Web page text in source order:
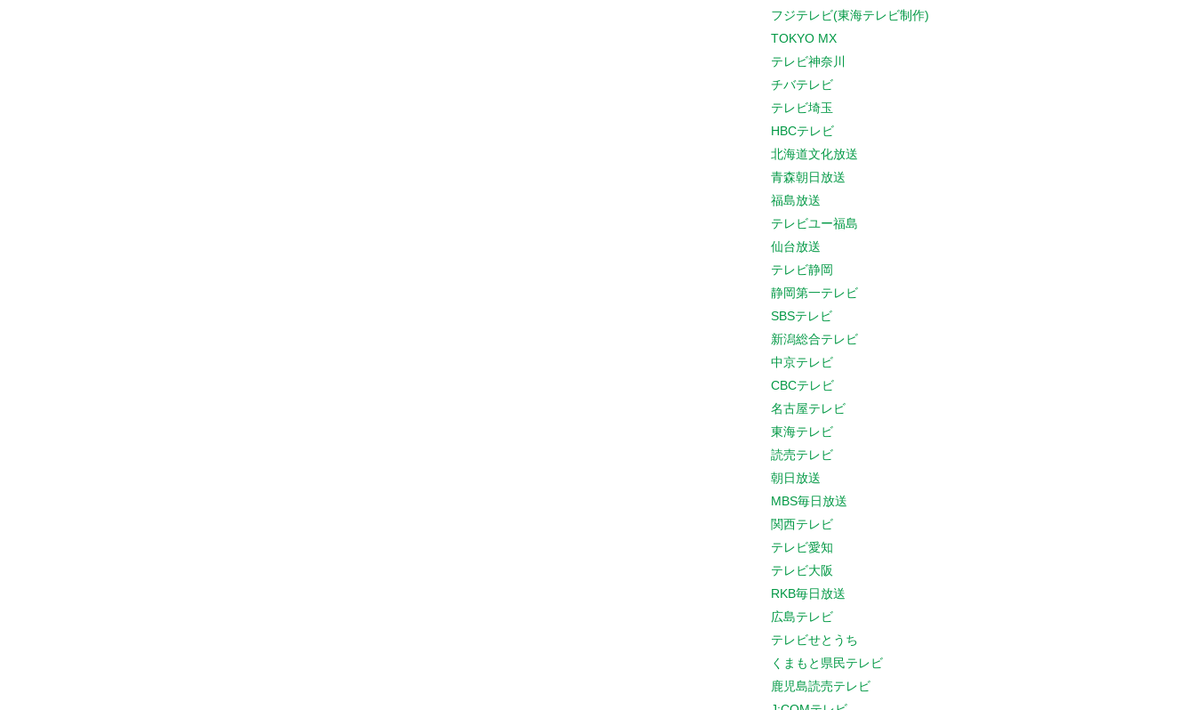
フジテレビ(東海テレビ制作)
TOKYO MX
テレビ神奈川
チバテレビ
テレビ埼玉
HBCテレビ
北海道文化放送
青森朝日放送
福島放送
テレビユー福島
仙台放送
テレビ静岡
静岡第一テレビ
SBSテレビ
新潟総合テレビ
中京テレビ
CBCテレビ
名古屋テレビ
東海テレビ
読売テレビ
朝日放送
MBS毎日放送
関西テレビ
テレビ愛知
テレビ大阪
RKB毎日放送
広島テレビ
テレビせとうち
くまもと県民テレビ
鹿児島読売テレビ